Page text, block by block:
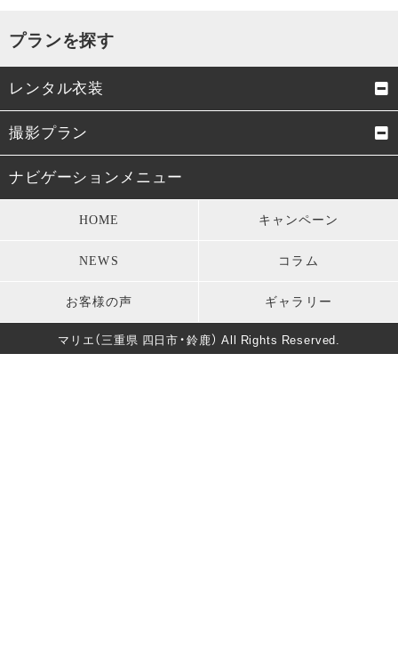
プランを探す
レンタル衣装
成人式振袖
男性成人式袴
七五三衣装 留袖・訪問着・振袖
モーニング・礼服 パーティードレス
キッズ衣装 長寿のお祝い
葬儀・法要
撮影プラン
成人式前撮り
ィング
バースデー マタニティフォト
ナビゲーションメニュー
HOME キャンペーン
NEWS コラム
お客様の声 ギャラリー
マリエ（三重県 四日市・鈴鹿） All Rights Reserved.